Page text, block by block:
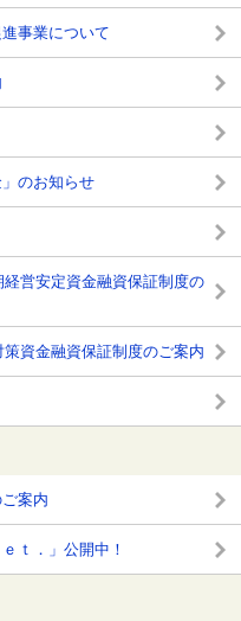
事業について
のお知らせ
経営安定資金融資保証制度の
策資金融資保証制度のご案内
案内
ｔ．」公開中！